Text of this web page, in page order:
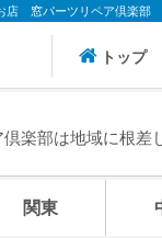
店 窓パーツリペア倶楽部
トップ
楽部は地域に根差
関東